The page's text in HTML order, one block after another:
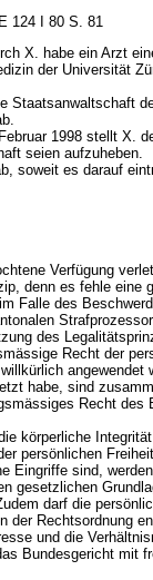
124 I 80 S. 81
X. habe ein Arzt
der Universität
Staatsanwaltschaft
1998 stellt X.
seien aufzuheben.
soweit es darauf
Verfügung
denn es fehle eine
Falle des
des
Recht der
angewendet
habe, sind
Recht des
körperliche
persönlichen
Eingriffe sind,
gesetzlichen
darf die
der Rechtsordnung
und die
Bundesgericht mit